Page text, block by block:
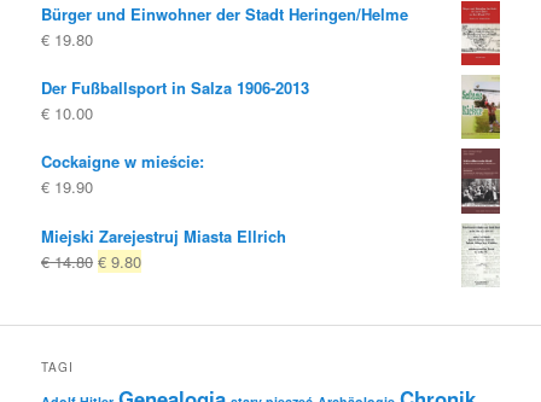
była: to:
Bürger und Einwohner der Stadt Heringen/Helme
€ 19.80
Der Fußballsport in Salza 1906-2013
€ 10.00
Cockaigne w mieście:
€ 19.90
Miejski Zarejestruj Miasta Ellrich
€14.80 Oryginalna
€ 9.80Obecna
TAGI